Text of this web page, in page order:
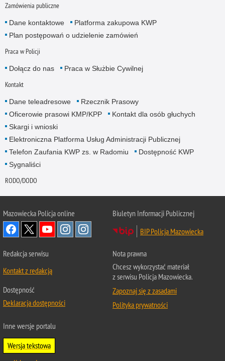
Zamówienia publiczne
Dane kontaktowe
Platforma zakupowa KWP
Plan postępowań o udzielenie zamówień
Praca w Policji
Dołącz do nas Praca w Służbie Cywilnej
Kontakt
Dane teleadresowe
Rzecznik Prasowy
Oficerowie prasowi KMP/KPP
Kontakt dla osób głuchych
Skargi i wnioski
Elektroniczna Platforma Usług Administracji Publicznej
Telefon Zaufania KWP zs. w Radomiu
Dostępność KWP
Sygnaliści
RODO/DODO
Mazowiecka Policja online
Biuletyn Informacji Publicznej
BIP Policja Mazowiecka
Redakcja serwisu
Kontakt z redakcją
Dostępność
Deklaracja dostępności
Nota prawna
Chcesz wykorzystać materiał
z serwisu Policja Mazowiecka.
Zapoznaj się z zasadami
Polityka prywatności
Inne wersje portalu
Wersja tekstowa